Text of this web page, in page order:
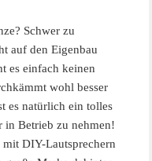
Schwer zu
auf den Eigenbau
es einfach keinen
wohl besser
es natürlich ein tolles
in Betrieb zu nehmen!
DIY-Lautsprechern